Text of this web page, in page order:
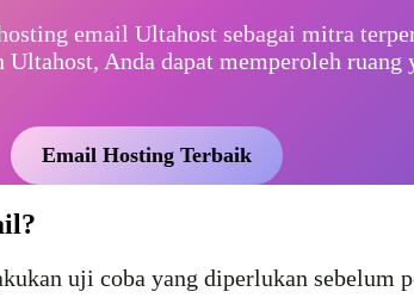
email Ultahost sebagai mitra
Anda dapat memperoleh
Email Hosting Terbaik
uji coba yang diperlukan sebelum